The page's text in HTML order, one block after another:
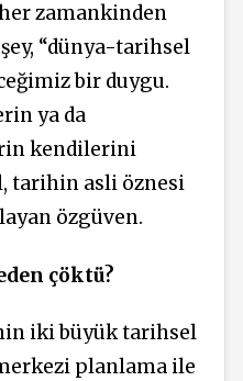
zamankinden
“dünya-tarihsel
bir duygu.
ya da
kendilerini
tarihin asli öznesi
özgüven.
çöktü?
iki büyük tarihsel
planlama ile